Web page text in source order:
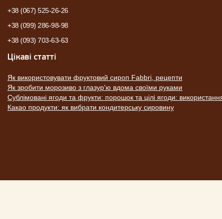
+38 (067) 525-26-26
+38 (099) 286-98-98
+38 (093) 703-63-63
Цікаві статті
Як використовувати фруктовий сироп Fabbri, рецепти
Як зробити морозиво з глазур'ю вдома своїми руками
Сублімовані ягоди та фрукти: порошок та цілі ягоди:
Какао продукти: як вибрати кондитерську сировину